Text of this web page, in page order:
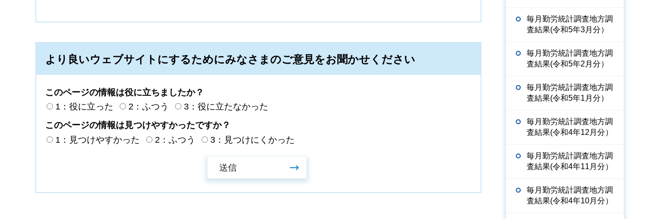
より良いウェブサイトにするためにみなさまのご意見をお聞かせください
このページの情報は役に立ちましたか？
1：役に立った
2：ふつう
3：役に立たなかった
このページの情報は見つけやすかったですか？
1：見つけやすかった
2：ふつう 3：見つけにくかった
毎月勤労統計調査地方調
査結果(令和5年3月分）
毎月勤労統計調査地方調
査結果(令和5年2月分）
毎月勤労統計調査地方調
査結果(令和5年1月分）
毎月勤労統計調査地方調
査結果(令和4年12月分）
毎月勤労統計調査地方調
査結果(令和4年11月分）
毎月勤労統計調査地方調
査結果(令和4年10月分）